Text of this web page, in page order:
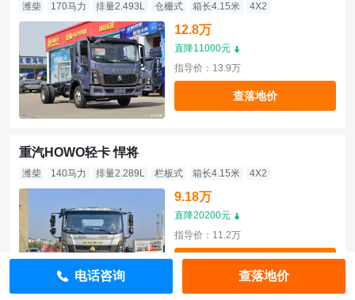
潍柴 170马力 排量2.493L 仓栅式 箱长4.15米 4X2
12.8万
直降11000元
指导价：13.9万
查落地价
重汽HOWO轻卡 悍将
潍柴 140马力 排量2.289L 栏板式 箱长4.15米 4X2
9.18万
直降20200元
指导价：11.2万
查落地价
电话咨询 查落地价